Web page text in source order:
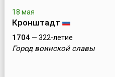
18 мая
Кронштадт
1704— 322-летие
Город воинской славы